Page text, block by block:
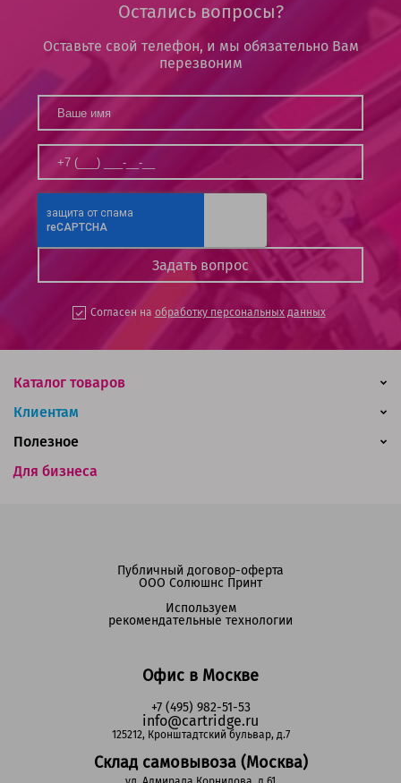
Остались вопросы?
Оставьте свой телефон, и мы обязательно Вам
перезвоним
Согласен на обработку персональных данных
Каталог товаров
Клиентам
Для бизнеса
Полезное
Офис в Москве
+7 (495) 982-51-53
info@cartridge.ru
125212, Кронштадтский бульвар, д.7
Склад самовывоза (Москва)
Публичный договор-оферта
ООО Солюшнс Принт
Используем
рекомендательные технологии